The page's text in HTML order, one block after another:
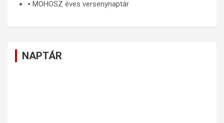
🞄 MOHOSZ éves versenynaptár
NAPTÁR